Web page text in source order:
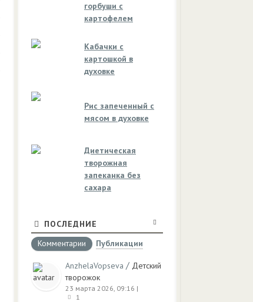
горбуши с
картофелем
Кабачки с
картошкой в
духовке
Рис запеченный с
мясом в духовке
Диетическая
творожная
запеканка без
сахара
ПОСЛЕДНИЕ
Комментарии
Публикации
AnzhelaVopseva / Детский
творожок
23 марта 2026, 09:16 |
1